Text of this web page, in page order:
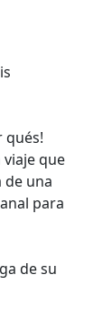
qués!
que
una
para
de su